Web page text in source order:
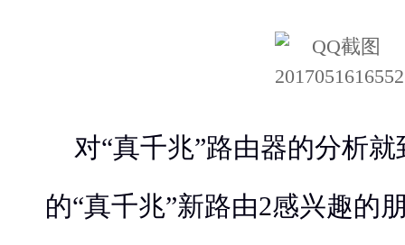
对“真千兆”路由器的分析
的“真千兆”新路由2感兴趣的